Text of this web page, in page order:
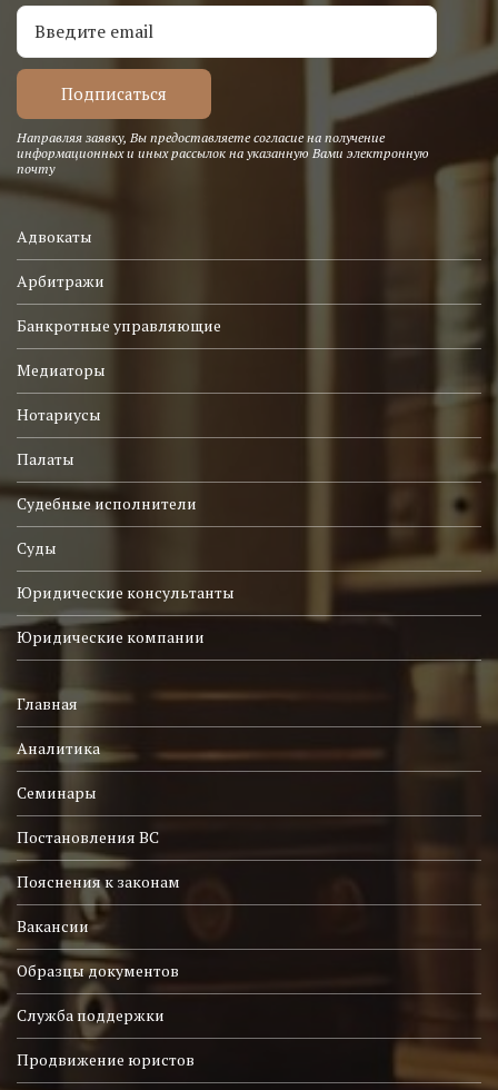
Направляя заявку, Вы предоставляете согласие на получение
информационных и иных рассылок на указанную Вами электронную
почту
Адвокаты
Арбитражи
Банкротные управляющие
Медиаторы
Нотариусы
Палаты
Судебные исполнители
Суды
Юридические консультанты
Юридические компании
Главная
Аналитика
Семинары
Постановления ВС
Пояснения к законам
Вакансии
Образцы документов
Служба поддержки
Продвижение юристов